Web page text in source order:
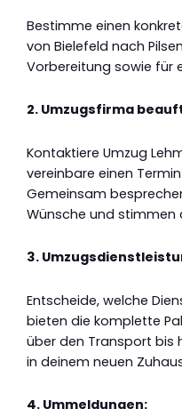
Bestimme einen
von Bielefeld nach
Vorbereitung sowie für
2. Umzugsfirma
Kontaktiere Umzug
vereinbare einen
Gemeinsam
Wünsche und stimmen
3.
Entscheide, welche
bieten die komplette
über den Transport bis
in deinem neuen
4. Ummeldungen: